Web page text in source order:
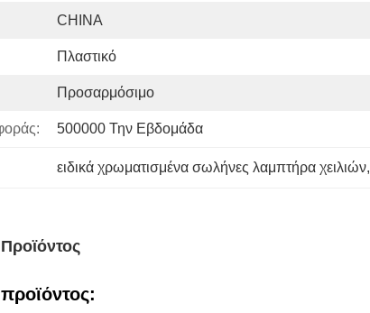
CHINA
Πλαστικό
Προσαρμόσιμο
500000 Την Εβδομάδα
ειδικά χρωματισμένα σωλήνες λαμπτήρα χειλιών,